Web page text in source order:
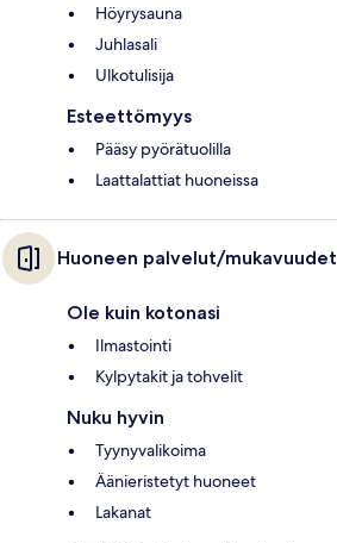
Höyrysauna
Juhlasali
Ulkotulisija
Esteettömyys
Pääsy pyörätuolilla
Laattalattiat huoneissa
Huoneen palvelut/mukavuudet
Ole kuin kotonasi
Ilmastointi
Kylpytakit ja tohvelit
Nuku hyvin
Tyynyvalikoima
Äänieristetyt huoneet
Lakanat